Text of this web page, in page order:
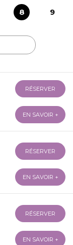
8 9
RÉSERVER
EN SAVOIR +
RÉSERVER
EN SAVOIR +
RÉSERVER
EN SAVOIR +